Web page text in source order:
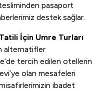
pasaport
destek sağlar.
İçin Umre Turları
alternatifler
tercih edilen otellerin
olan mesafeleri
ibadet